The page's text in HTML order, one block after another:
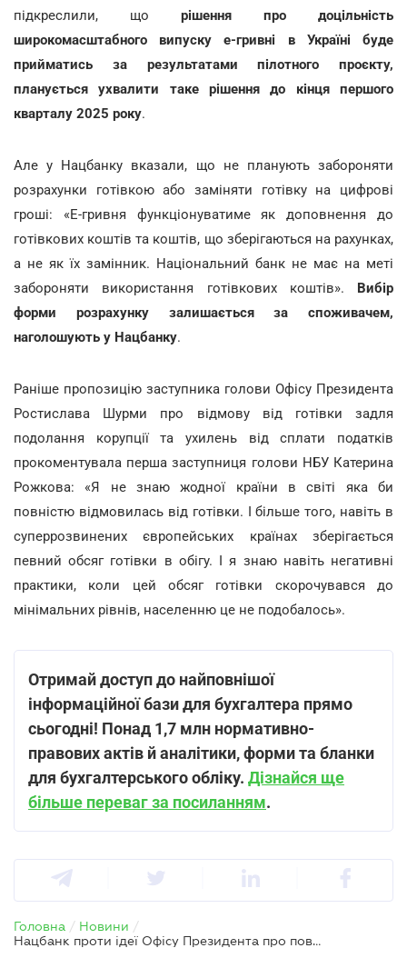
підкреслили, що рішення про доцільність
широкомасштабного випуску е-гривні в Україні буде
прийматись за результатами пілотного проєкту,
планується ухвалити таке рішення до кінця першого
кварталу 2025 року.
Але у Нацбанку вказали, що не планують забороняти
розрахунки готівкою або заміняти готівку на цифрові
гроші: «Е-гривня функціонуватиме як доповнення до
готівкових коштів та коштів, що зберігаються на рахунках,
а не як їх замінник. Національний банк не має на меті
забороняти використання готівкових коштів». Вибір
форми розрахунку залишається за споживачем,
наголошують у Нацбанку.
Раніше пропозицію заступника голови Офісу Президента
Ростислава Шурми про відмову від готівки задля
подолання корупції та ухилень від сплати податків
прокоментувала перша заступниця голови НБУ Катерина
Рожкова: «Я не знаю жодної країни в світі яка би
повністю відмовилась від готівки. І більше того, навіть в
суперрозвинених європейських країнах зберігається
певний обсяг готівки в обігу. І я знаю навіть негативні
практики, коли цей обсяг готівки скорочувався до
мінімальних рівнів, населенню це не подобалось».
Отримай доступ до найповнішої
інформаційної бази для бухгалтера прямо
сьогодні! Понад 1,7 млн нормативно-
правових актів й аналітики, форми та бланки
для бухгалтерського обліку. Дізнайся ще
більше переваг за посиланням.
Головна / Новини /
Нацбанк проти ідеї Офісу Президента про повну відмову від готівки – які причини